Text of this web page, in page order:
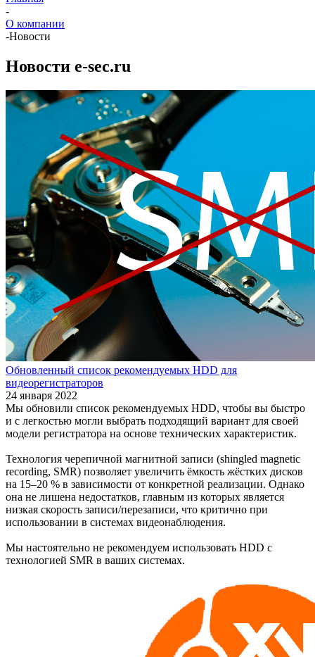
-
О компании
-Новости
Новости e-sec.ru
Обновленный список рекомендуемых HDD для
видеорегистраторов
24 января 2022
Мы обновили список рекомендуемых HDD, чтобы вы быстро
и с легкостью могли выбрать подходящий вариант для своей
модели регистратора на основе технических характеристик.
Технология черепичной магнитной записи (shingled magnetic
recording, SMR) позволяет увеличить ёмкость жёстких дисков
на 15–20 % в зависимости от конкретной реализации. Однако
она не лишена недостатков, главным из которых является
низкая скорость записи/перезаписи, что критично при
использовании в системах видеонаблюдения.
Мы настоятельно не рекомендуем использовать HDD c
технологией SMR в ваших системах.